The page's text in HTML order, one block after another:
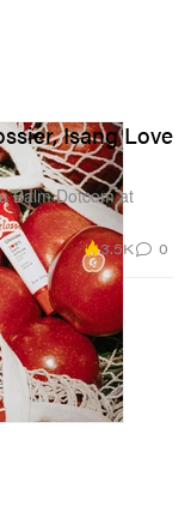
Isang Love
Balm Dotcom at
3.5K 0